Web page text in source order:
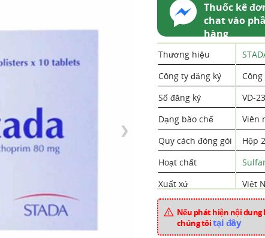
❯
Thuốc kê
chat vào
hàng
Thương hiệu
Công ty đăng ký
Công
Số đăng ký
VD-
Dạng bào chế
Viên
Quy cách đóng gói
Hộp
Hoạt chất
Xuất xứ
Việt
Mã sản phẩm
Chuyên mục
Nếu phát hiện nội
chúng tôitại đây